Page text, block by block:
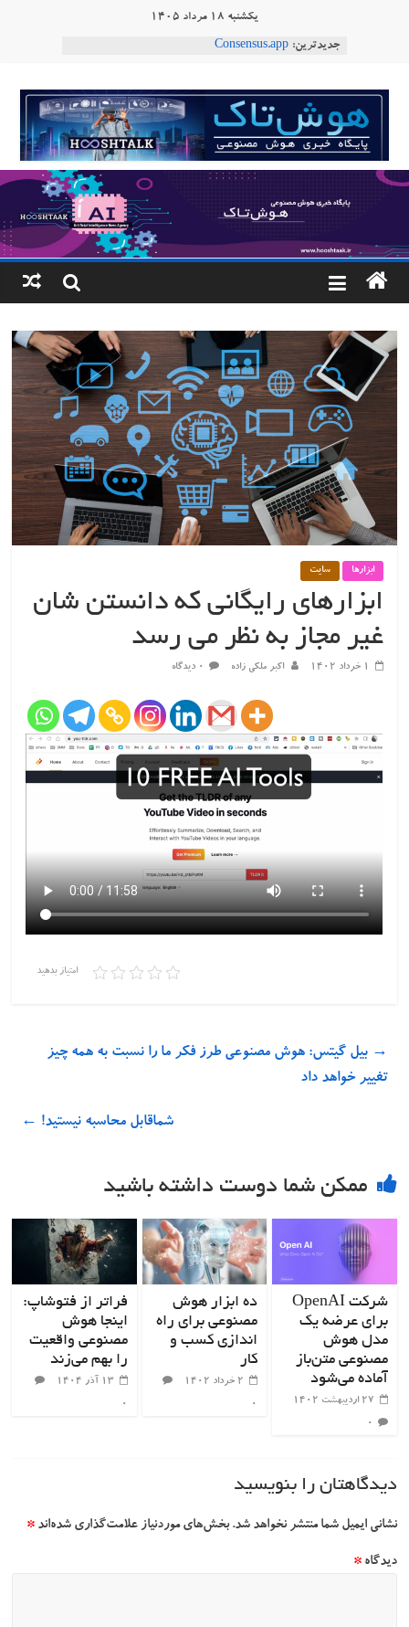
یکشنبه ۱۸ مرداد ۱۴۰۵
جدیدترین: Consensus.app
طبیعی فارسی
ربات «Aru» محصول شرکت فرانسوی Nio
Robotics
هوشتاک
پایگاه
خبری
هوش
مصنوعی
www.hooshtaak.ir
ابزارها سایت
ابزارهای رایگانی که دانستن شان
غیر مجاز به نظر می رسد
۱ خرداد ۱۴۰۲ اکبر ملکی زاده ۰ دیدگاه
امتیاز بدهید
→ بیل گیتس: هوش مصنوعی طرز فکر ما را نسبت به همه چیز
تغییر خواهد داد
شماقابل محاسبه نیستید! ←
ممکن شما دوست داشته باشید
شرکت OpenAI
برای عرضه یک
مدل هوش
مصنوعی متن‌باز
آماده می‌شود
۲۷ اردیبهشت ۱۴۰۲
۰
ده ابزار هوش
مصنوعی برای راه
اندازی کسب و
کار
۲ خرداد ۱۴۰۲
۰
فراتر از فتوشاپ:
اینجا هوش
مصنوعی واقعیت
را بهم می‌زند
۱۳ آذر ۱۴۰۴
۰
دیدگاهتان را بنویسید
نشانی ایمیل شما منتشر نخواهد شد. بخش‌های موردنیاز علامت‌گذاری شده‌اند*
دیدگاه*